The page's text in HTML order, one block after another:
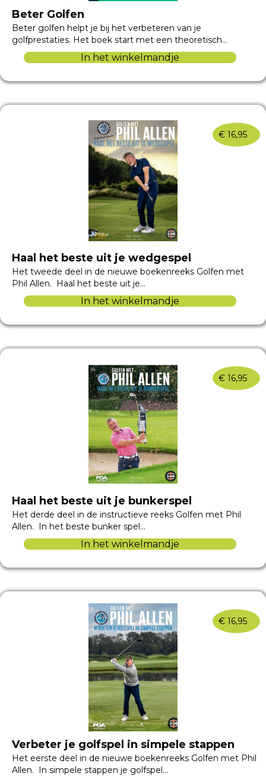
Beter Golfen
Beter golfen helpt je bij het verbeteren van je
golfprestaties. Het boek start met een theoretisch…
In het winkelmandje
€ 16,95
Haal het beste uit je wedgespel
Het tweede deel in de nieuwe boekenreeks Golfen met
Phil Allen. Haal het beste uit je…
In het winkelmandje
€ 16,95
Haal het beste uit je bunkerspel
Het derde deel in de instructieve reeks Golfen met Phil
Allen. In het beste bunker spel…
In het winkelmandje
€ 16,95
Verbeter je golfspel in simpele stappen
Het eerste deel in de nieuwe boekenreeks Golfen met Phil
Allen. In simpele stappen je golfspel…